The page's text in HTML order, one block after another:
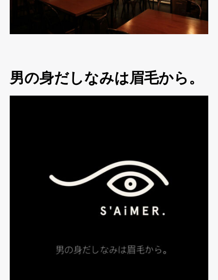
男の身だしなみは眉毛から。